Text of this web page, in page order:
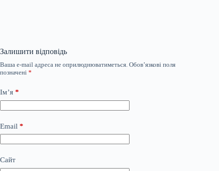
Залишити відповідь
Ваша e-mail адреса не оприлюднюватиметься. Обов’язкові поля
позначені *
Ім’я *
Email *
Сайт